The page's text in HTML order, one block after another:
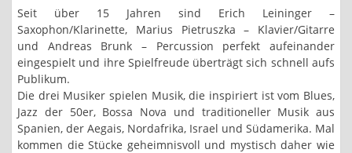
Seit über 15 Jahren sind Erich Leininger –
Saxophon/Klarinette, Marius Pietruszka – Klavier/Gitarre
und Andreas Brunk – Percussion perfekt aufeinander
eingespielt und ihre Spielfreude überträgt sich schnell aufs
Publikum.
Die drei Musiker spielen Musik, die inspiriert ist vom Blues,
Jazz der 50er, Bossa Nova und traditioneller Musik aus
Spanien, der Aegais, Nordafrika, Israel und Südamerika. Mal
kommen die Stücke geheimnisvoll und mystisch daher wie